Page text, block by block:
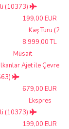
(10373)
199,00 EUR
Kaş Turu (2
8.999,00 TL
Müsait
Ajet ile Çevre
679,00 EUR
Ekspres
(10373)
199,00 EUR